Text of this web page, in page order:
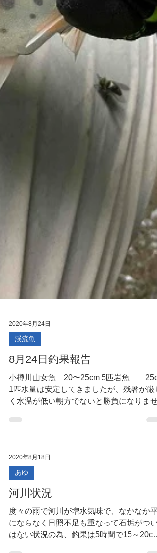
2020年8月24日
渓流魚
8月24日釣果報告
小樽川山女魚 20〜25cm 5匹岩魚
1匹水量は安定してきましたが、残暑が厳
く水温が低い朝方でないと勝負になりませ
2020年8月18日
あゆ
河川状況
度々の雨で河川が増水気味で、なかなか平
にならなく日照不足も重なって石垢がつい